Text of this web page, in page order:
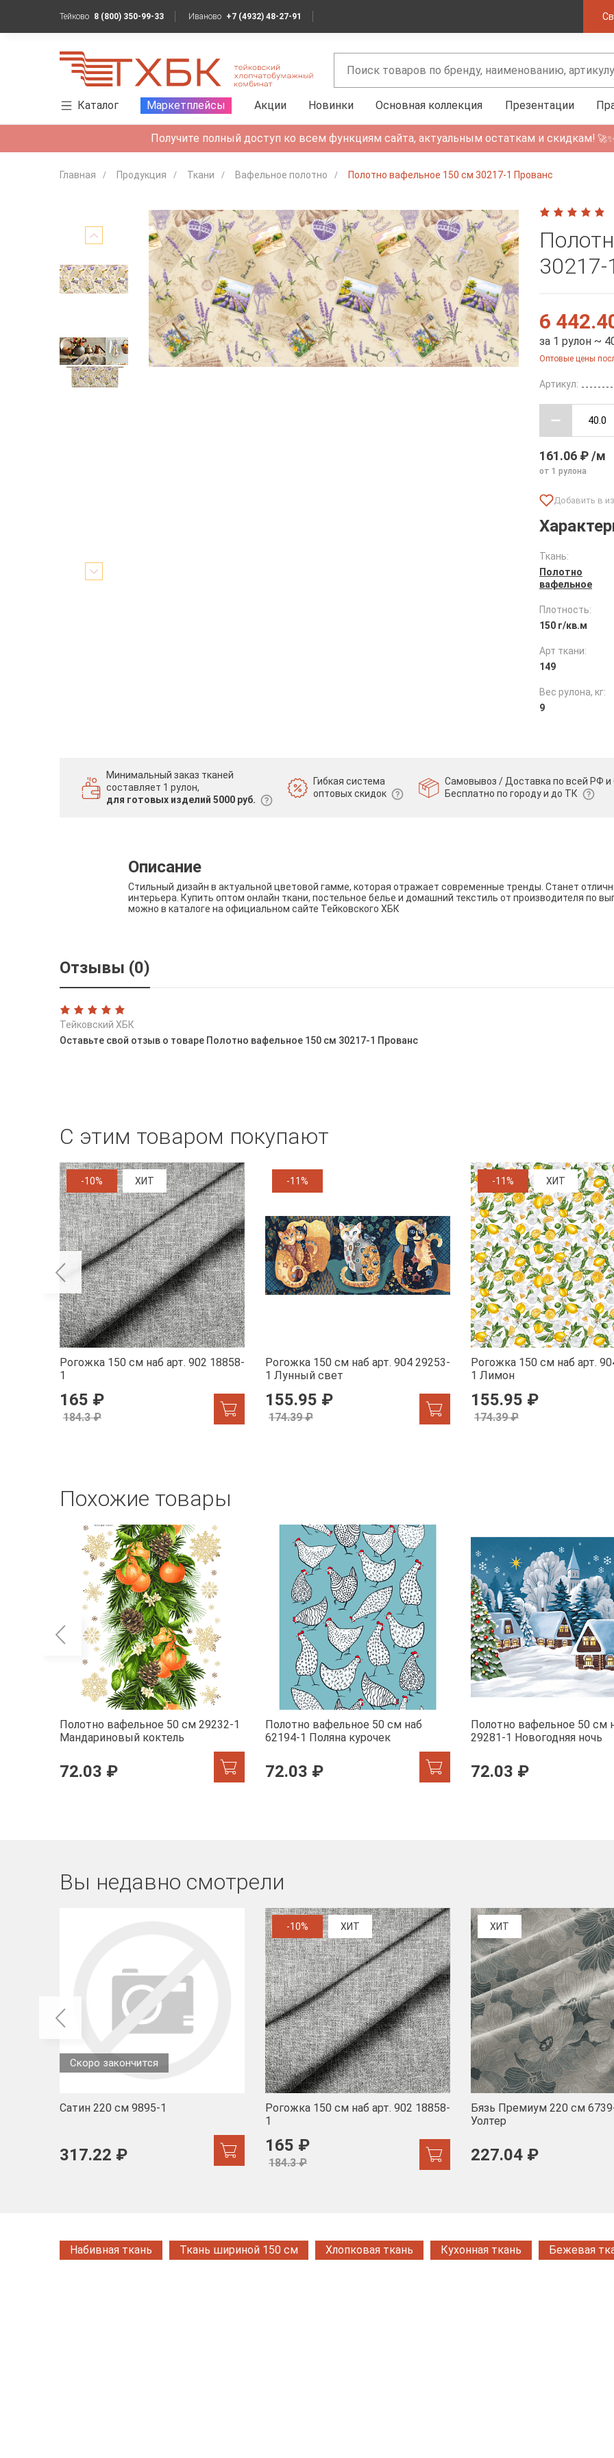
Тейково 8 (800) 350-99-33 Иваново +7 (4932) 48-27-91
Каталог Маркетплейсы Акции Новинки Основная коллекция Презентации
Получите полный доступ ко всем функциям сайта, актуальным остаткам и скидкам! 🚀✨
Главная Продукция Ткани Вафельное полотно Полотно вафельное 150 см 30217-1 Прованс
6
за 1 рулон ~
Оптовые цены
Артикул:
161.06 ₽ /м
от 1 рулона
Ткань:
Полотно
вафельное
Плотность:
150 г/кв.м
Арт ткани:
149
Вес рулона, кг:
9
Минимальный заказ тканей
составляет 1 рулон,
для готовых изделий 5000 руб.
Гибкая система
оптовых скидок
Самовывоз / Доставка по всей РФ и
Бесплатно по городу и до ТК
Описание
Стильный дизайн в актуальной цветовой гамме, которая отражает современные тренды. Станет
интерьера. Купить оптом онлайн ткани, постельное белье и домашний текстиль от производителя по
можно в каталоге на официальном сайте Тейковского ХБК
Отзывы (0)
Тейковский ХБК
Оставьте свой отзыв о товаре Полотно вафельное 150 см 30217-1 Прованс
С этим товаром покупают
-10% ХИТ
Рогожка 150 см наб арт. 902 18858-
1
165 ₽
184.3 ₽
-11%
Рогожка 150 см наб арт. 904 29253-
1 Лунный свет
155.95 ₽
174.39 ₽
-11% ХИТ
Рогожка 150 см наб арт.
1 Лимон
155.95 ₽
174.39 ₽
Похожие товары
Полотно вафельное 50 см 29232-1
Мандариновый коктель
72.03 ₽
Полотно вафельное 50 см наб
62194-1 Поляна курочек
72.03 ₽
Полотно вафельное 50 см
29281-1 Новогодняя ночь
72.03 ₽
Вы недавно смотрели
Скоро закончится
Сатин 220 см 9895-1
317.22 ₽
-10% ХИТ
Рогожка 150 см наб арт. 902 18858-
1
165 ₽
184.3 ₽
ХИТ
Бязь Премиум 220 см
Уолтер
227.04 ₽
Набивная ткань Ткань шириной 150 см Хлопковая ткань Кухонная ткань Бежевая